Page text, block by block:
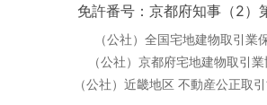
免許番号：京都府知事（2）
（公社）全国宅地建物取引業
（公社）京都府宅地建物取引
（公社）近畿地区 不動産公正取